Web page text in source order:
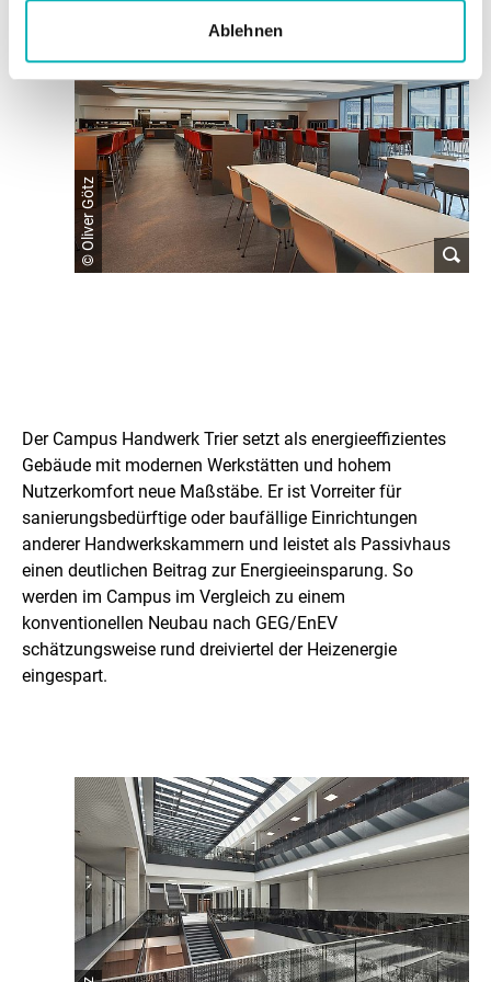
Ablehnen
r
© Oliver Götz
e
l
e
&
E
r
Der Campus Handwerk Trier setzt als energieeffizientes
Gebäude mit modernen Werkstätten und hohem
Nutzerkomfort neue Maßstäbe. Er ist Vorreiter für
sanierungsbedürftige oder baufällige Einrichtungen
anderer Handwerkskammern und leistet als Passivhaus
einen deutlichen Beitrag zur Energieeinsparung. So
werden im Campus im Vergleich zu einem
konventionellen Neubau nach GEG/EnEV
schätzungsweise rund dreiviertel der Heizenergie
eingespart.